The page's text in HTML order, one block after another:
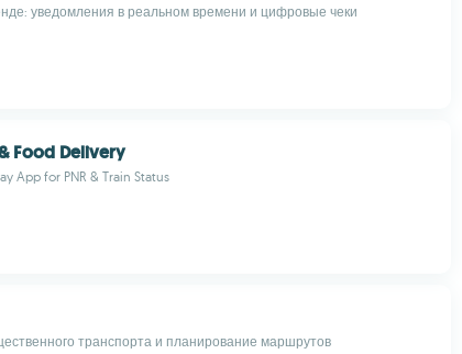
уведомления в реальном времени и цифровые чеки
Food Delivery
App for PNR & Train Status
транспорта и планирование маршрутов